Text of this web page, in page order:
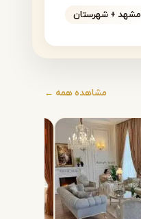
مشهد + شهرستان
مشاهده همه ←